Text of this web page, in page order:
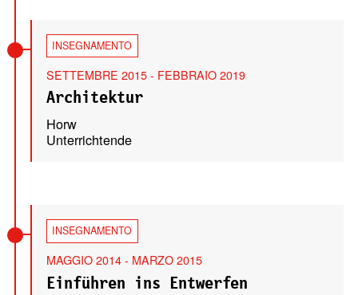
INSEGNAMENTO
SETTEMBRE 2015 - FEBBRAIO 2019
Architektur
Horw
Unterrichtende
INSEGNAMENTO
MAGGIO 2014 - MARZO 2015
Einführen ins Entwerfen